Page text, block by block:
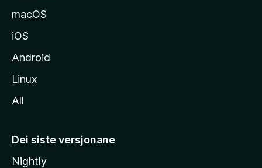
macOS
iOS
Android
Linux
All
Dei siste versjonane
Nightly